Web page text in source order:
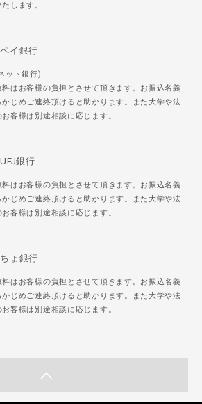
します。
イ銀行
ット銀行)
はお客様の負担とさせて頂きます。お振込名義
じめご連絡頂けると助かります。また大学や法
客様は別途相談に応じます。
銀行
はお客様の負担とさせて頂きます。お振込名義
じめご連絡頂けると助かります。また大学や法
客様は別途相談に応じます。
ょ銀行
はお客様の負担とさせて頂きます。お振込名義
じめご連絡頂けると助かります。また大学や法
客様は別途相談に応じます。